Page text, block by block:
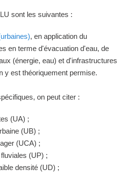
sont les suivantes :
, en application du
en terme d'évacuation d'eau, de
(énergie, eau) et d'infrastructures
y est théoriquement permise.
on peut citer :
(UA) ;
(UB) ;
(UCA) ;
(UP) ;
densité (UD) ;